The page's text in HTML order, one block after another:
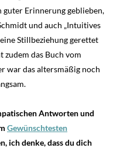
guter Erinnerung geblieben,
und auch „Intuitives
Stillbeziehung gerettet
zudem das Buch vom
war das altersmäßig noch
Antworten und
Gewünschtesten
ich denke, dass du dich